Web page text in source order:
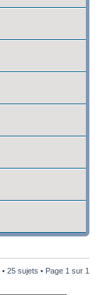
• 25 sujets • Page 1 sur 1